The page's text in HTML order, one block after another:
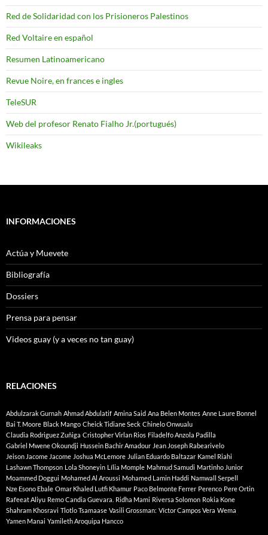
Red de Solidaridad con los Prisioneros Palestinos
Red Voltaire en español
Resumen Latinoamericano
Revue Noire, en frances e ingles
TeleSUR
Web del profesor Renato Fialho Jr.(portugués)
Wikileaks
INFORMACIONES
Actúa y Muevete
Bibliografía
Dossiers
Prensa para pensar
Videos guay (y a veces no tan guay)
RELACIONES
Abdulzarak Gurnah Ahmad Abdulatif Amina Said Ana Belen Montes Anne Laure Bonnel
Bai T. Moore Black Mango Cheick Tidiane Seck Chinelo Onwualu
Claudia Rodriguez Zuñiga Cristopher Virlan Rios Filadelfo Anzola Padilla
Gabriel Mwene Okoundji Hussein Bachir Amadour Jean Joseph Rabearivelo
Jeison Jacome Jacome Joshua McLemore Julian Eduardo Baltazar Kamel Riahi
Lashawn Thompson Lola Shoneyin Lília Momple Mahmud Samudi Martinho Junior
Moammed Doggui Mohamed Al Aroussi Mohamed Lamin Haddi Namwall Serpell
Nze Esono Ebale Omar Khaled Lutfi Khamur Paco Belmonte Ferrer Perenco Pere Ortin
Rafeeat Aliyu Remo Candia Guevara. Ridha Mami Riversa Solomon Rokia Kone
Shahram Khosravi Tlotlo Tsamaase Vasili Grossman: Víctor Campos Vera Wema
Yamen Manai Yamileth Aroquipa Hancco